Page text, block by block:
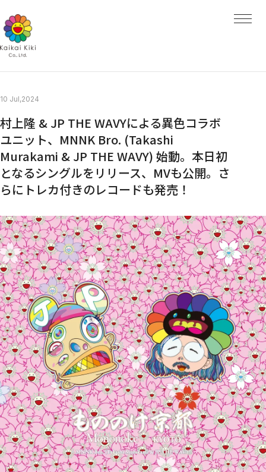
10 Jul,2024
村上隆 & JP THE WAVYによる異色コラボ
ユニット、MNNK Bro. (Takashi
Murakami & JP THE WAVY) 始動。本日初
となるシングルをリリース、MVも公開。さ
らにトレカ付きのレコードも発売！
NEWS
ARTISTS
ARTISTS TOP
AYA TAKANO
くらやえみ
Mr.
大谷工作室
ナカザワショーコ
朋弓
当真裕爾
村上 隆
EXHIBITIONS
PROJECTS
PROJECTS TOP
GALLERY
Kaikai Kiki Gallery
Hidari Zingaro
Kaikai Kiki Gallery M Cubed
STORES
Tonari no Zingaro
純喫茶ジンガロ
となりの開花堂
囍鵲亭（キジャクテイ）
Kaikai Kiki CARD STATION
ANIME
6HP
FILM
めめめのくらげ
EVENTS
GEISAI
Kaikai Kiki カードフェスタ
DIGITAL
Murakami.Flowers
FLOWER GO WALK
Tonari no Zingaro Online